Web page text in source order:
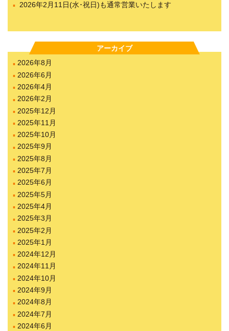
2026年2月11日(水･祝日)も通常営業いたします
アーカイブ
2026年8月
2026年6月
2026年4月
2026年2月
2025年12月
2025年11月
2025年10月
2025年9月
2025年8月
2025年7月
2025年6月
2025年5月
2025年4月
2025年3月
2025年2月
2025年1月
2024年12月
2024年11月
2024年10月
2024年9月
2024年8月
2024年7月
2024年6月